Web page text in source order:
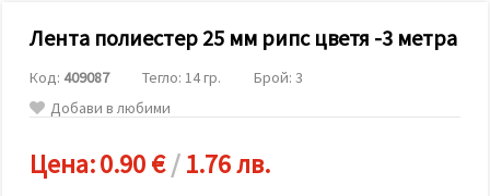
маркетинг.
Можеш да
съгласиш
всички
"бисквитки"
Лента полиестер 25 мм рипс цветя -3 метра
Код: 409087 Тегло: 14 гр.
Брой: 3
Добави в любими
Цена:0.90 €/1.76 лв.